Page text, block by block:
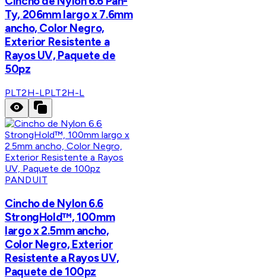
Ty, 206mm largo x 7.6mm
ancho, Color Negro,
Exterior Resistente a
Rayos UV, Paquete de
50pz
PLT2H-LPLT2H-L
PANDUIT
Cincho de Nylon 6.6
StrongHold™, 100mm
largo x 2.5mm ancho,
Color Negro, Exterior
Resistente a Rayos UV,
Paquete de 100pz